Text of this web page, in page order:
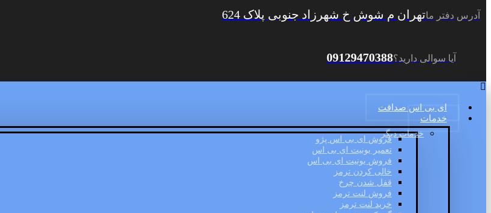
آدرس دفتر ماتهران م شوش خ شهرزاد جنوبی پلاک 624
آیا سوالی دارید؟09129470388
ای بی اس صداقت
خدمات
خدمات دیگر
فروش ای بی اس پژو
تعمیر یونیت ای بی اس
فروش یونیت ای بی اس
خالی کردن ترمز
قفل شدن چرخ
فروش لنت ترمز
خرید لنت ترمز